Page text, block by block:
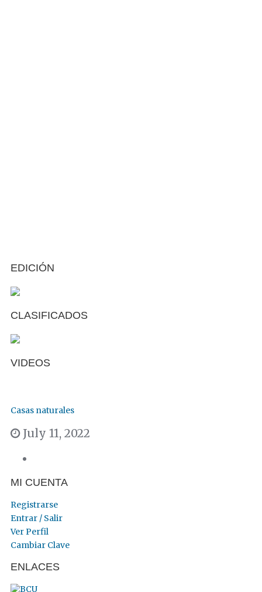
EDICIÓN
CLASIFICADOS
VIDEOS
Casas naturales
July 11, 2022
MI CUENTA
Registrarse
Entrar / Salir
Ver Perfil
Cambiar Clave
ENLACES